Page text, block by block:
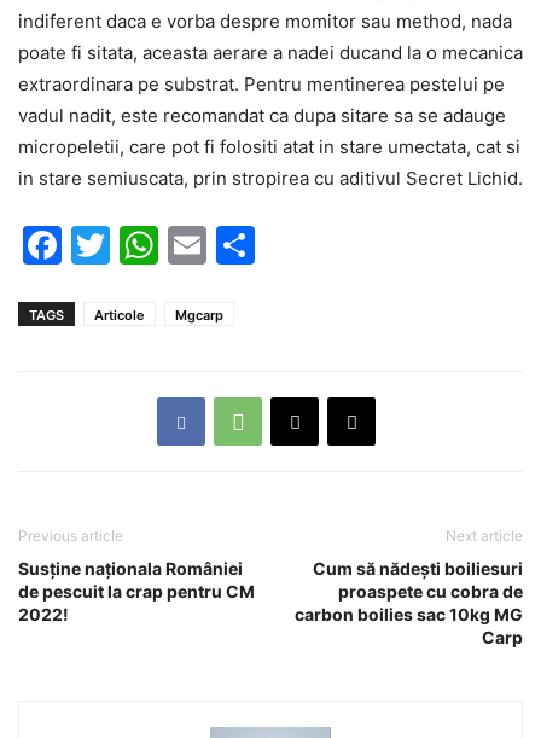
indiferent daca e vorba despre momitor sau method, nada
poate fi sitata, aceasta aerare a nadei ducand la o mecanica
extraordinara pe substrat. Pentru mentinerea pestelui pe
vadul nadit, este recomandat ca dupa sitare sa se adauge
micropeletii, care pot fi folositi atat in stare umectata, cat si
in stare semiuscata, prin stropirea cu aditivul Secret Lichid.
Facebook
Twitter
WhatsApp
Email
TAGS Articole Mgcarp
Previous article
Susține naționala României
de pescuit la crap pentru CM
2022!
Next article
Cum să nădești boiliesuri
proaspete cu cobra de
carbon boilies sac 10kg MG
Carp